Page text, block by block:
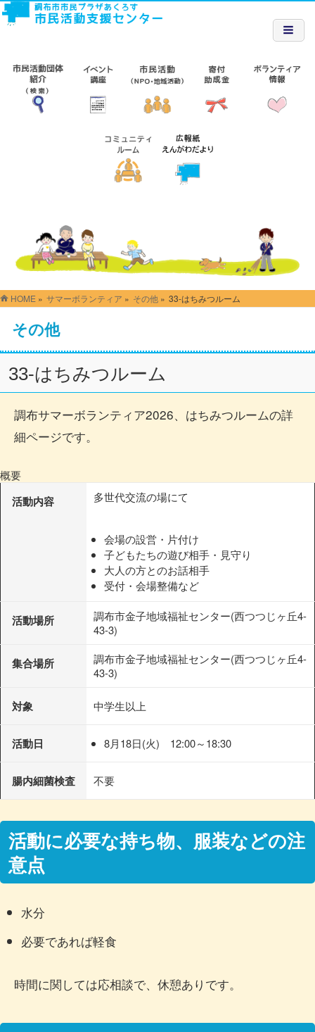
HOME » サマーボランティア » その他 » 33-はちみつルーム
その他
33-はちみつルーム
調布サマーボランティア2026、はちみつルームの詳
細ページです。
概要
活動内容 多世代交流の場にて
会場の設営・片付け
子どもたちの遊び相手・見守り
大人の方とのお話相手
受付・会場整備など
活動場所
調布市金子地域福祉センター(西つつじヶ丘4-
43-3)
集合場所
調布市金子地域福祉センター(西つつじヶ丘4-
43-3)
対象 中学生以上
活動日 8月18日(火) 12:00～18:30
腸内細菌検査 不要
活動に必要な持ち物、服装などの注
意点
水分
必要であれば軽食
時間に関しては応相談で、休憩ありです。